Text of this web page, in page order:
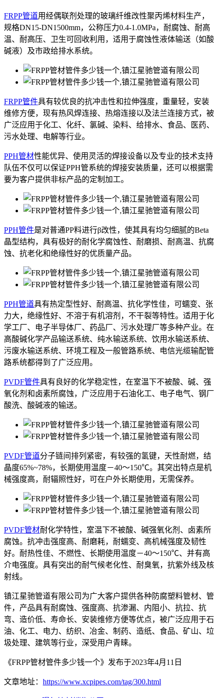
FRPP管道用经偶联剂处理的玻璃纤维改性聚丙烯材料生产，
规格DN15-DN1500mm，公称压力0.4-1.0MPa，耐腐蚀、耐高
温、耐高压、卫生可回收利用，适用于腐蚀性液体输送（如酸
碱液）及市政给排水系统。
FRPP管件具有较优良的抗冲击性和拉伸强度，重量轻，安装
维修方便，现有热风焊连接、热熔连接以及法兰连接方式，被
广泛应用于化工、化纤、氯碱、染料、给排水、食品、医药、
污水处理、电解等行业。
PPH管材性能优异、使用灵活的焊接设备以及专业的技术支持
队伍不仅可以保证PPH管系统的焊接安装质量，还可以根据需
要为客户提供非标产品的定制加工。
PPH管件是对普通PP料进行β改性，使其具有均匀细腻的Beta
晶型结构，具有极好的耐化学腐蚀性、耐磨损、耐高温、抗腐
蚀、抗老化和绝缘性好的优质量产品。
PPH管道具有热定型性好、耐高温、抗化学性佳，可蠕变、张
力大，绝缘性好、不溶于有机溶剂，不干裂等特性。适用于化
学工厂、电子半导体厂、药品厂、污水处理厂等多种产业。在
高酸碱化学产品输送系统、纯水输送系统、饮用水输送系统、
污废水输送系统、环境工程及一般管路系统、电信光缆输配管
路系统都得到了广泛应用。
PVDF管件具有良好的化学稳定性，在室温下不被酸、碱、强
氧化剂和卤素所腐蚀，广泛应用于石油化工、电子电气、钢厂
酸洗、酸碱液的输送。
PVDF管道分子链间排列紧密，有较强的氢键，天性耐燃，结
晶度65%~78%，长期使用温度－40～150℃。其突出特点是机
械强度高，耐辐照性好，可在户外长期使用，无需保养。
PVDF管材耐化学特性，室温下不被酸、碱强氧化剂、卤素所
腐蚀。抗冲击强度高、耐磨耗，耐蠕变、高机械强度及韧性
好。耐热性佳、不燃性、长期使用温度－40～150℃、并有高
介电强度。具有突出的耐气候老化性、耐臭氧，抗紫外线及核
射线。
镇江星驰管道有限公司为广大客户提供各种防腐塑料管材、管
件，产品具有耐腐蚀、强度高、抗渗漏、内阻小、抗拉、抗
弯、造价低、寿命长、安装维修方便等优点，被广泛应用于石
油、化工、电力、纺织、冶金、制药、造纸、食品、矿山、垃
圾处理、建筑等行业，深受用户青睐。
《FRPP管材管件多少钱一个》发布于2023年4月11日
文章地址： https://www.xcpipes.com/tag/300.html